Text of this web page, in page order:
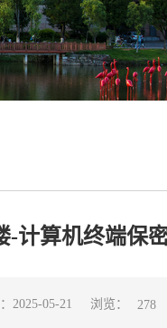
-计算机终端保
2025-05-21 浏览： 278